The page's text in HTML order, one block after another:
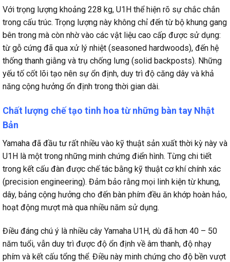
Với trọng lượng khoảng 228 kg, U1H thể hiện rõ sự chắc chắn
trong cấu trúc. Trọng lượng này không chỉ đến từ bộ khung gang
bên trong mà còn nhờ vào các vật liệu cao cấp được sử dụng:
từ gỗ cứng đã qua xử lý nhiệt (seasoned hardwoods), đến hệ
thống thanh giằng và trụ chống lưng (solid backposts). Những
yếu tố cốt lõi tạo nên sự ổn định, duy trì độ căng dây và khả
năng cộng hưởng ổn định trong thời gian dài.
Chất lượng chế tạo tinh hoa từ những bàn tay Nhật
Bản
Yamaha đã đầu tư rất nhiều vào kỹ thuật sản xuất thời kỳ này và
U1H là một trong những minh chứng điển hình. Từng chi tiết
trong kết cấu đàn được chế tác bằng kỹ thuật cơ khí chính xác
(precision engineering). Đảm bảo rằng mọi linh kiện từ khung,
dây, bảng cộng hưởng cho đến bàn phím đều ăn khớp hoàn hảo,
hoạt động mượt mà qua nhiều năm sử dụng.
Điều đáng chú ý là nhiều cây Yamaha U1H, dù đã hơn 40 – 50
năm tuổi, vẫn duy trì được độ ổn định về âm thanh, độ nhạy
phím và kết cấu tổng thể. Điều này minh chứng cho độ bền vượt